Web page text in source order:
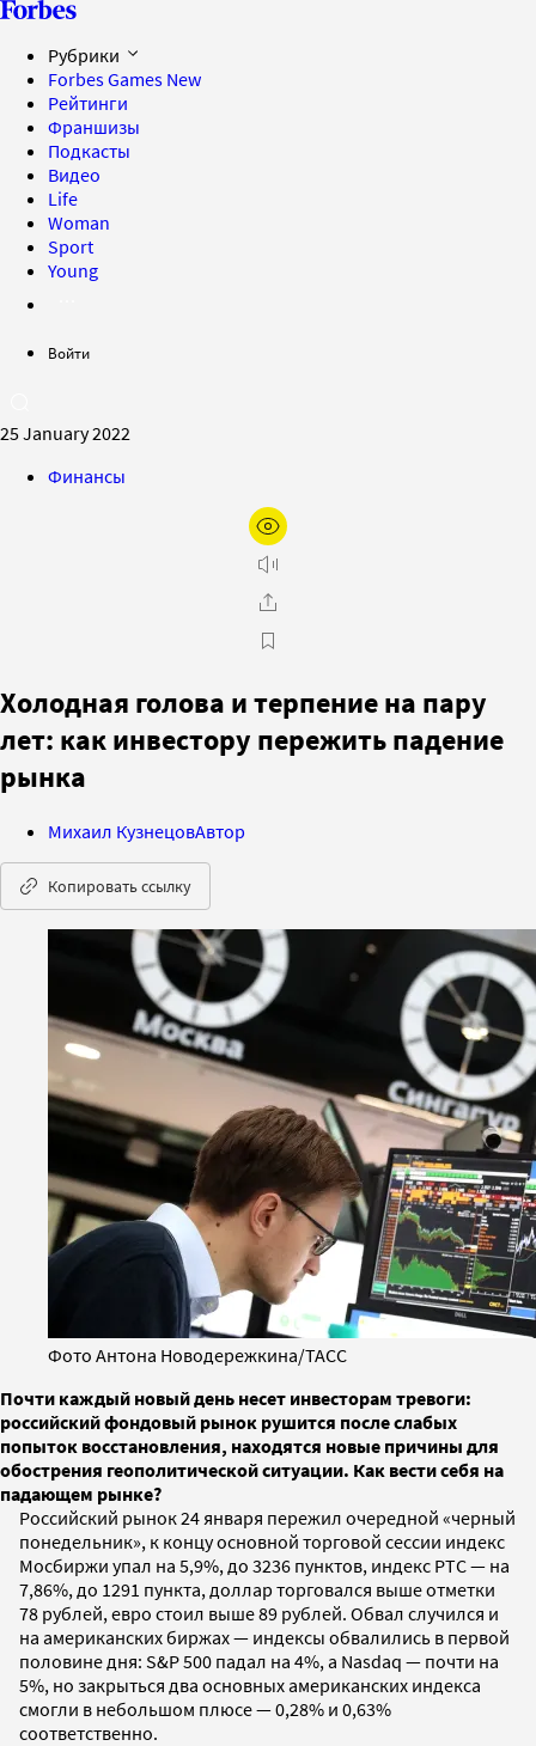
Рубрики
Forbes Games New
Рейтинги
Франшизы
Подкасты
Видео
Life
Woman
Sport
Young
Войти
25 January 2022
Финансы
Холодная голова и терпение на пару
лет: как инвестору пережить падение
рынка
Михаил КузнецовАвтор
Копировать ссылку
Фото Антона Новодережкина/ТАСС
Почти каждый новый день несет инвесторам тревоги:
российский фондовый рынок рушится после слабых
попыток восстановления, находятся новые причины для
обострения геополитической ситуации. Как вести себя на
падающем рынке?
Российский рынок 24 января пережил очередной «черный
понедельник», к концу основной торговой сессии индекс
Мосбиржи упал на 5,9%, до 3236 пунктов, индекс РТС — на
7,86%, до 1291 пункта, доллар торговался выше отметки
78 рублей, евро стоил выше 89 рублей. Обвал случился и
на американских биржах — индексы обвалились в первой
половине дня: S&P 500 падал на 4%, а Nasdaq — почти на
5%, но закрыться два основных американских индекса
смогли в небольшом плюсе — 0,28% и 0,63%
соответственно.